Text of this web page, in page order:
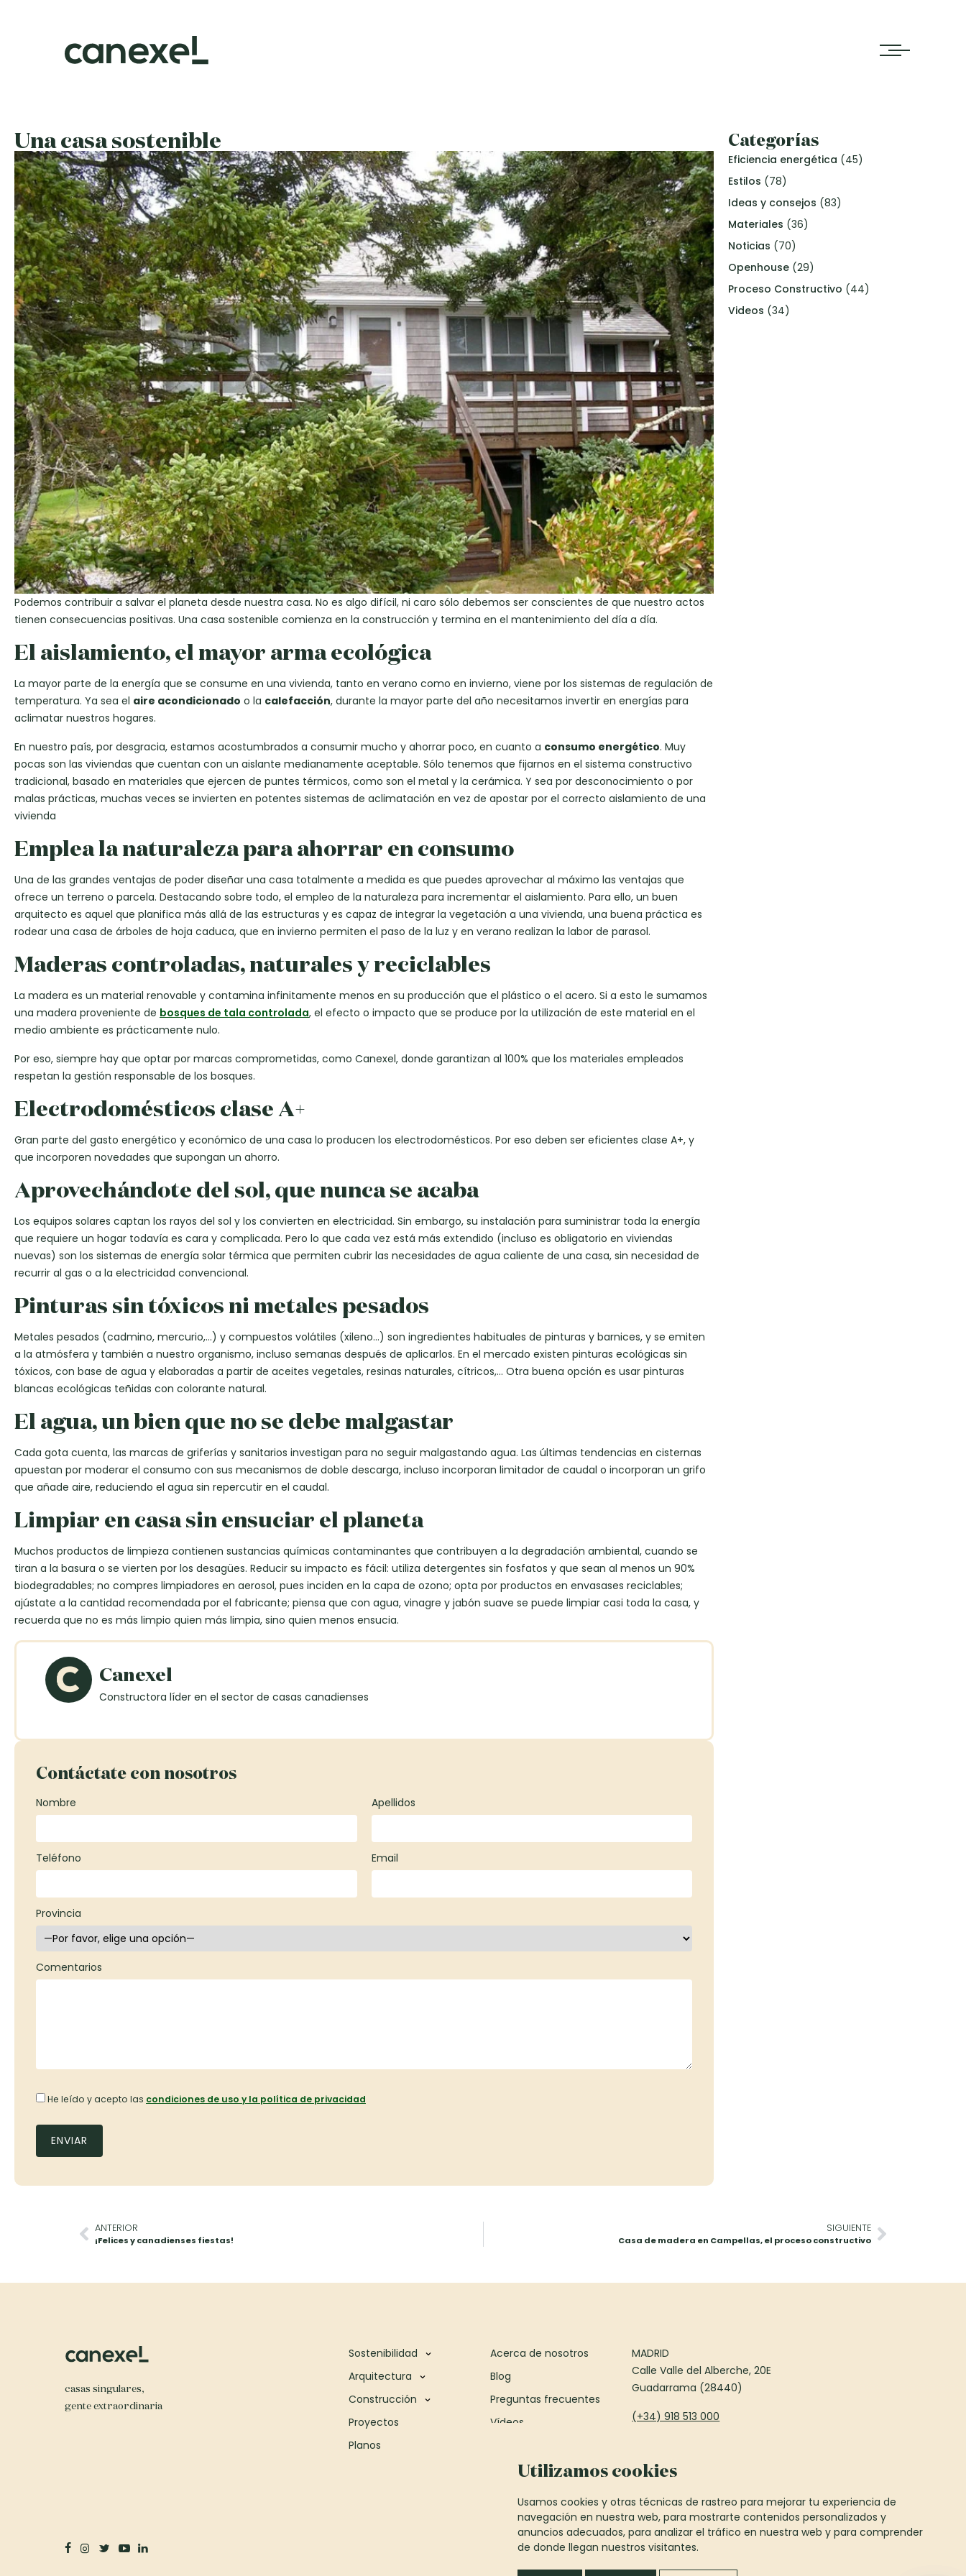
Utilizamos cookies
Usamos cookies y otras técnicas de rastreo para mejorar tu experiencia de
navegación en nuestra web, para mostrarte contenidos personalizados y
anuncios adecuados, para analizar el tráfico en nuestra web y para comprender
de donde llegan nuestros visitantes.
Una casa sostenible
Podemos contribuir a salvar el planeta desde nuestra casa. No es algo difícil, ni caro sólo debemos ser conscientes de que nuestro actos
tienen consecuencias positivas. Una casa sostenible comienza en la construcción y termina en el mantenimiento del día a día.
El aislamiento, el mayor arma ecológica
La mayor parte de la energía que se consume en una vivienda, tanto en verano como en invierno, viene por los sistemas de regulación de
temperatura. Ya sea el aire acondicionado o la calefacción, durante la mayor parte del año necesitamos invertir en energías para
aclimatar nuestros hogares.
En nuestro país, por desgracia, estamos acostumbrados a consumir mucho y ahorrar poco, en cuanto a consumo energético. Muy
pocas son las viviendas que cuentan con un aislante medianamente aceptable. Sólo tenemos que fijarnos en el sistema constructivo
tradicional, basado en materiales que ejercen de puntes térmicos, como son el metal y la cerámica. Y sea por desconocimiento o por
malas prácticas, muchas veces se invierten en potentes sistemas de aclimatación en vez de apostar por el correcto aislamiento de una
vivienda
Emplea la naturaleza para ahorrar en consumo
Una de las grandes ventajas de poder diseñar una casa totalmente a medida es que puedes aprovechar al máximo las ventajas que
ofrece un terreno o parcela. Destacando sobre todo, el empleo de la naturaleza para incrementar el aislamiento. Para ello, un buen
arquitecto es aquel que planifica más allá de las estructuras y es capaz de integrar la vegetación a una vivienda, una buena práctica es
rodear una casa de árboles de hoja caduca, que en invierno permiten el paso de la luz y en verano realizan la labor de parasol.
Maderas controladas, naturales y reciclables
La madera es un material renovable y contamina infinitamente menos en su producción que el plástico o el acero. Si a esto le sumamos
una madera proveniente de bosques de tala controlada, el efecto o impacto que se produce por la utilización de este material en el
medio ambiente es prácticamente nulo.
Por eso, siempre hay que optar por marcas comprometidas, como Canexel, donde garantizan al 100% que los materiales empleados
respetan la gestión responsable de los bosques.
Electrodomésticos clase A+
Gran parte del gasto energético y económico de una casa lo producen los electrodomésticos. Por eso deben ser eficientes clase A+, y
que incorporen novedades que supongan un ahorro.
Aprovechándote del sol, que nunca se acaba
Los equipos solares captan los rayos del sol y los convierten en electricidad. Sin embargo, su instalación para suministrar toda la energía
que requiere un hogar todavía es cara y complicada. Pero lo que cada vez está más extendido (incluso es obligatorio en viviendas
nuevas) son los sistemas de energía solar térmica que permiten cubrir las necesidades de agua caliente de una casa, sin necesidad de
recurrir al gas o a la electricidad convencional.
Pinturas sin tóxicos ni metales pesados
Metales pesados (cadmino, mercurio,…) y compuestos volátiles (xileno…) son ingredientes habituales de pinturas y barnices, y se emiten
a la atmósfera y también a nuestro organismo, incluso semanas después de aplicarlos. En el mercado existen pinturas ecológicas sin
tóxicos, con base de agua y elaboradas a partir de aceites vegetales, resinas naturales, cítricos,… Otra buena opción es usar pinturas
blancas ecológicas teñidas con colorante natural.
El agua, un bien que no se debe malgastar
Cada gota cuenta, las marcas de griferías y sanitarios investigan para no seguir malgastando agua. Las últimas tendencias en cisternas
apuestan por moderar el consumo con sus mecanismos de doble descarga, incluso incorporan limitador de caudal o incorporan un grifo
que añade aire, reduciendo el agua sin repercutir en el caudal.
Limpiar en casa sin ensuciar el planeta
Muchos productos de limpieza contienen sustancias químicas contaminantes que contribuyen a la degradación ambiental, cuando se
tiran a la basura o se vierten por los desagües. Reducir su impacto es fácil: utiliza detergentes sin fosfatos y que sean al menos un 90%
biodegradables; no compres limpiadores en aerosol, pues inciden en la capa de ozono; opta por productos en envasases reciclables;
ajústate a la cantidad recomendada por el fabricante; piensa que con agua, vinagre y jabón suave se puede limpiar casi toda la casa, y
recuerda que no es más limpio quien más limpia, sino quien menos ensucia.
Canexel
Constructora líder en el sector de casas canadienses
Contáctate con nosotros
Nombre Apellidos
Teléfono Email
Provincia
Comentarios
He leído y acepto las condiciones de uso y la política de privacidad
Categorías
Eficiencia energética (45)
Estilos (78)
Ideas y consejos (83)
Materiales (36)
Noticias (70)
Openhouse (29)
Proceso Constructivo (44)
Videos (34)
ANTERIOR
¡Felices y canadienses fiestas!
SIGUIENTE
Casa de madera en Campellas, el proceso constructivo
casas singulares,
gente extraordinaria
Sostenibilidad
Arquitectura
Construcción
Proyectos
Planos
Acerca de nosotros
Blog
Preguntas frecuentes
Vídeos
MADRID
Calle Valle del Alberche, 20E
Guadarrama (28440)
(+34) 918 513 000
Passeig Francesc Macià, 75
(+34) 935 906 850
informacion@canexel.es